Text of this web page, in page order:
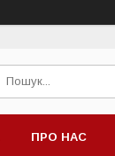
ПРО НАС